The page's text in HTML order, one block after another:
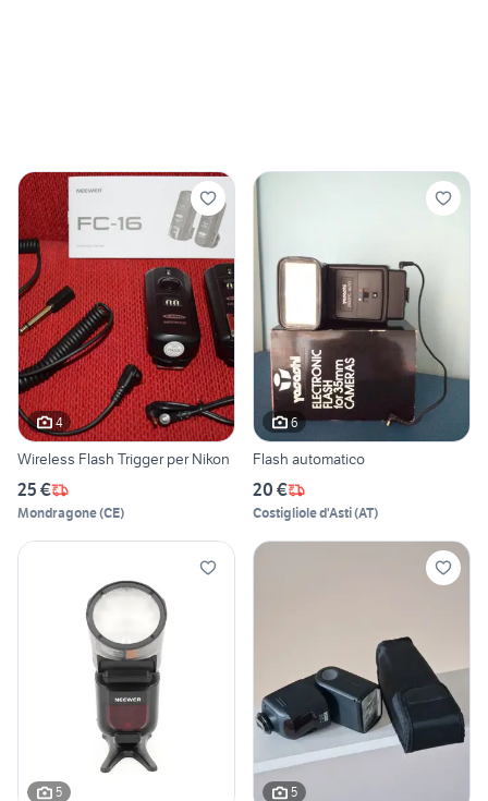
4
Wireless Flash Trigger per Nikon
25 €
Mondragone(CE)
6
Flash automatico
20 €
Costigliole d'Asti(AT)
5 5